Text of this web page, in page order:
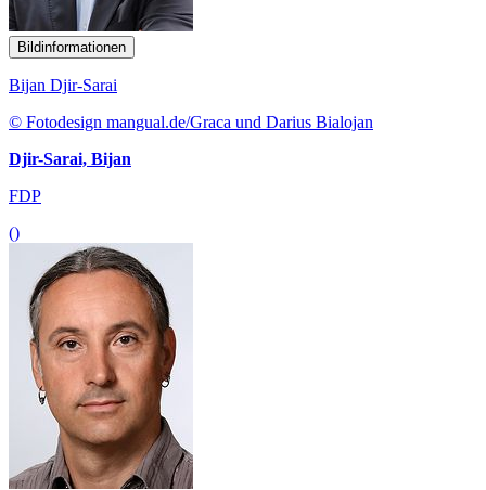
Bildinformationen
Bijan Djir-Sarai
© Fotodesign mangual.de/Graca und Darius Bialojan
Djir-Sarai, Bijan
FDP
()